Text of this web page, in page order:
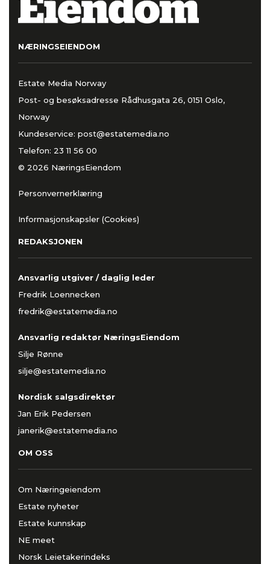
NÆRINGSEIENDOM
Estate Media Norway
Post- og besøksadresse Rådhusgata 26, 0151 Oslo,
Norway
Kundeservice: post@estatemedia.no
Telefon: 23 11 56 00
© 2026 NæringsEiendom
Personvernerklæring
Informasjonskapsler (Cookies)
REDAKSJONEN
Ansvarlig utgiver / daglig leder
Fredrik Loennecken
fredrik@estatemedia.no
Ansvarlig redaktør NæringsEiendom
Silje Rønne
silje@estatemedia.no
Nordisk salgsdirektør
Jan Erik Pedersen
janerik@estatemedia.no
OM OSS
Om Næringeiendom
Estate nyheter
Estate kunnskap
NE meet
Norsk Leietakerindeks